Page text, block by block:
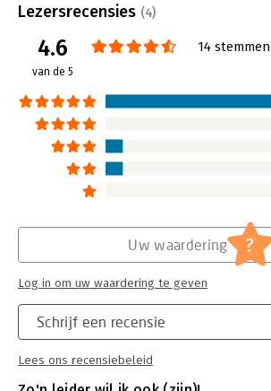
Leiderschap te helpen zich te
je met deze Nieuwe leiderschapstijl
om kunt gaan in tijden van
maatschappelijke onrust. Een mooie
uitdaging voor de auteur om daar, in
een volgend artikel of boek, op in te
gaan!
Lees verder
Lezersrecensies (4)
4.6
van de 5
14 stemmen
Schrijf een recensie
Lees ons recensiebeleid
Uw waardering ?
Log in om uw waardering te geven